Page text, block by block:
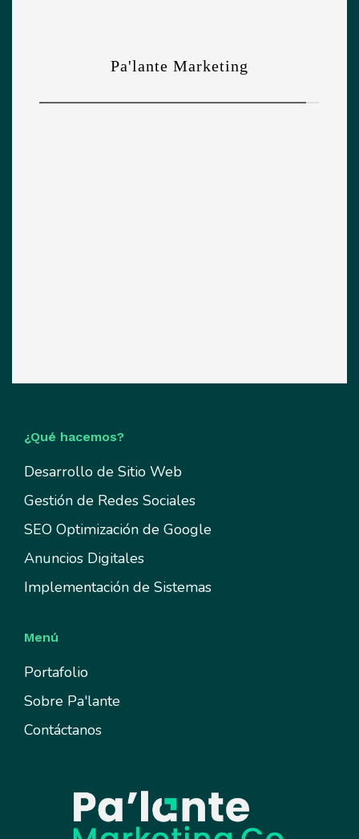
¿Qué hacemos?
Desarrollo de Sitio Web
Gestión de Redes Sociales
SEO Optimización de Google
Anuncios Digitales
Implementación de Sistemas
Menú
Portafolio
Sobre Pa'lante
Contáctanos